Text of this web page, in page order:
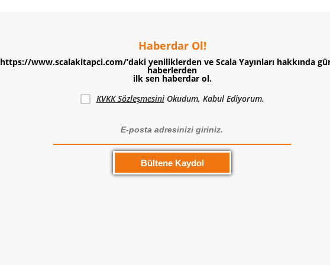
Haberdar Ol!
https://www.scalakitapci.com/’daki yeniliklerden ve Scala Yayınları hakkında
haberlerden
ilk sen haberdar ol.
KVKK SözleşmesiniOkudum, Kabul Ediyorum.